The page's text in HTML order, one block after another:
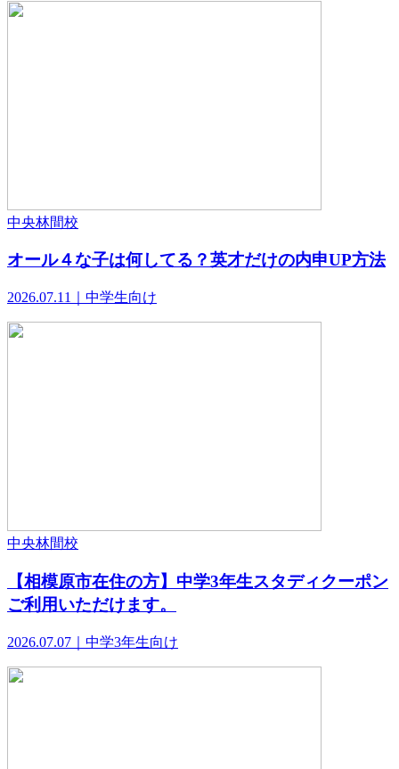
中央林間校
オール４な子は何してる？英才だけの内申UP方法
2026.07.11｜中学生向け
中央林間校
【相模原市在住の方】中学3年生スタディクーポン
ご利用いただけます。
2026.07.07｜中学3年生向け